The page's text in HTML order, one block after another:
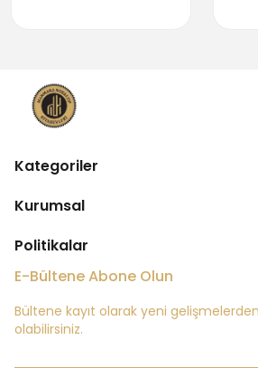
Kategoriler
Kurumsal
Politikalar
E-Bültene Abone Olun
Bültene kayıt olarak yeni
olabilirsiniz.